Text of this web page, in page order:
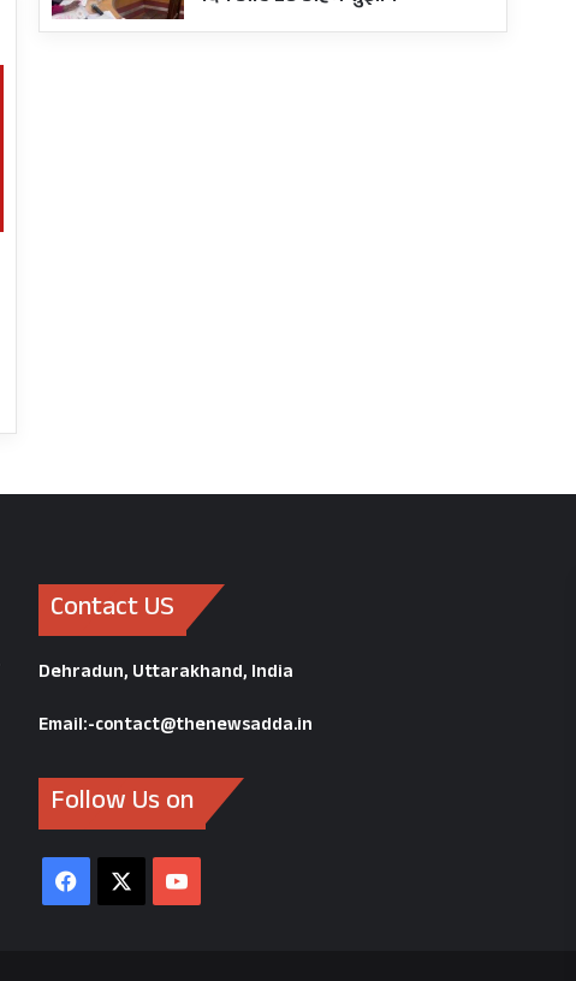
Contact US
Dehradun, Uttarakhand, India
Email:-contact@thenewsadda.in
Follow Us on
Facebook
X YouTube